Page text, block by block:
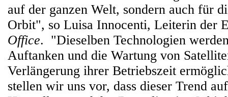
auf der ganzen Welt, sondern auch für
Orbit", so Luisa Innocenti, Leiterin der
Office. "Dieselben Technologien
Auftanken und die Wartung von
Verlängerung ihrer Betriebszeit
stellen wir uns vor, dass dieser Trend